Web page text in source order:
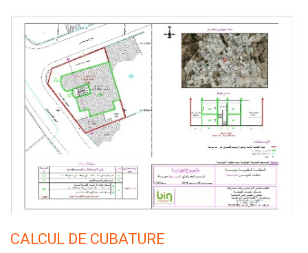
CALCUL DE CUBATURE